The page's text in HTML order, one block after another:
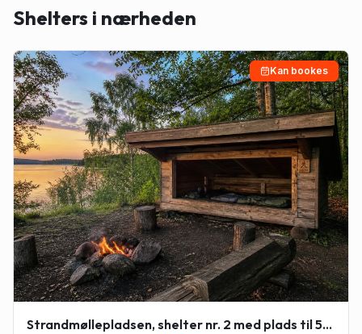
Shelters i nærheden
Kan bookes
Strandmøllepladsen, shelter nr. 2 med plads til 5-